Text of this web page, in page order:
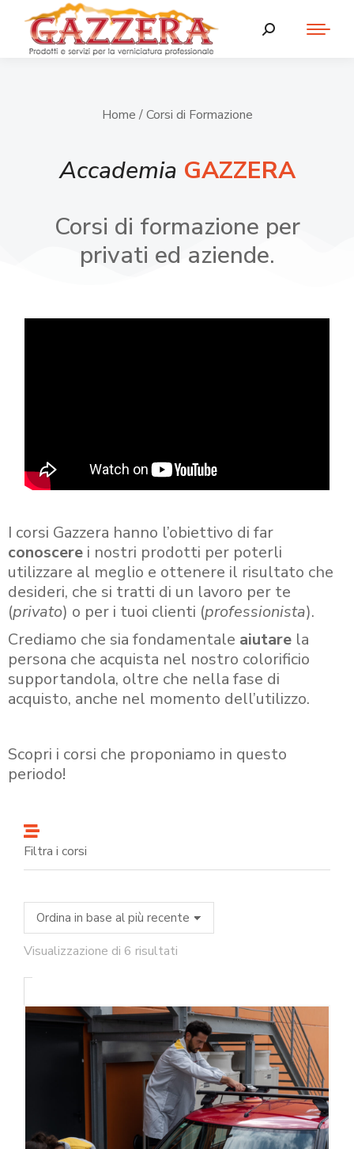
Home / Corsi di Formazione
Accademia GAZZERA
Corsi di formazione per
privati ed aziende.
I corsi Gazzera hanno l’obiettivo di far
conoscere i nostri prodotti per poterli
utilizzare al meglio e ottenere il risultato che
desideri, che si tratti di un lavoro per te
(privato) o per i tuoi clienti (professionista).
Crediamo che sia fondamentale aiutare la
persona che acquista nel nostro colorificio
supportandola, oltre che nella fase di
acquisto, anche nel momento dell’utilizzo.
Scopri i corsi che proponiamo in questo
periodo!
Filtra i corsi
Visualizzazione di 6 risultati